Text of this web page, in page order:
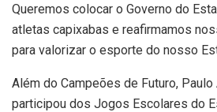
Queremos colocar o Governo do
atletas capixabas e reafirmamos
para valorizar o esporte do nosso
Além do Campeões de Futuro,
participou dos Jogos Escolares do